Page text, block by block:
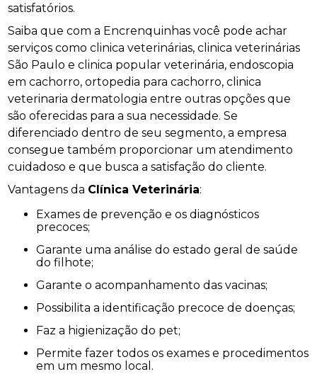
satisfatórios.
Saiba que com a Encrenquinhas você pode achar
serviços como clinica veterinárias, clinica veterinárias
São Paulo e clinica popular veterinária, endoscopia
em cachorro, ortopedia para cachorro, clinica
veterinaria dermatologia entre outras opções que
são oferecidas para a sua necessidade. Se
diferenciado dentro de seu segmento, a empresa
consegue também proporcionar um atendimento
cuidadoso e que busca a satisfação do cliente.
Vantagens da Clínica Veterinária:
Exames de prevenção e os diagnósticos
precoces;
Garante uma análise do estado geral de saúde
do filhote;
Garante o acompanhamento das vacinas;
Possibilita a identificação precoce de doenças;
Faz a higienização do pet;
Permite fazer todos os exames e procedimentos
em um mesmo local.